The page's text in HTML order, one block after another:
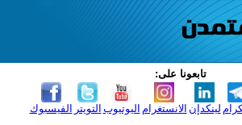
تابعونا على:
الفيسبوك التويتر اليوتيوب الانستغرام لينكدإن